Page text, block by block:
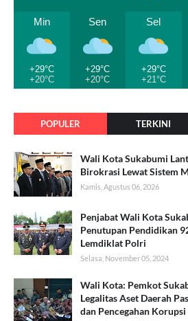
Min
+29°C
+20°C
Sen
+29°C
+20°C
Sel
+29°C
+21°C
POPULER TERKINI
Wali Kota Sukabumi
Birokrasi Lewat Sistem
Kamis, Agustus 06, 2026
Penjabat Wali Kota
Penutupan Pendidikan
Lemdiklat Polri
Selasa, November 05, 2024
Wali Kota: Pemkot
Legalitas Aset Daerah
dan Pencegahan Korupsi